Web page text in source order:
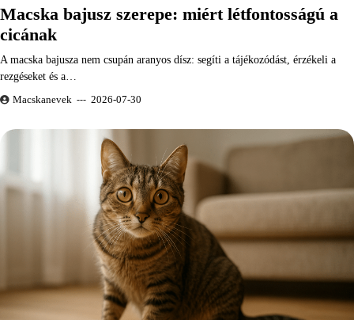
Macska bajusz szerepe: miért létfontosságú a
cicának
A macska bajusza nem csupán aranyos dísz: segíti a tájékozódást, érzékeli a
rezgéseket és a…
Macskanevek 2026-07-30